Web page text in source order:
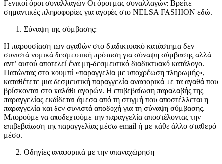
Γενικοί όροι συναλλαγών Οι όροι μας συναλλαγών: Βρείτε
σημαντικές πληροφορίες για αγορές στο NELSA FASHION εδώ.
Σύναψη της σύμβασης:
Η παρουσίαση των αγαθών στο διαδικτυακό κατάστημα δεν
συνιστά νομικά δεσμευτική πρόταση για σύναψη σύμβασης αλλά
αντ’ αυτού αποτελεί ένα μη-δεσμευτικό διαδικτυακό κατάλογο.
Πατώντας στο κουμπί «παραγγελία με υποχρέωση πληρωμής»,
καταθέτετε μια δεσμευτική παραγγελία αναφορικά με τα αγαθά που
βρίσκονται στο καλάθι αγορών. Η επιβεβαίωση παραλαβής της
παραγγελίας εκδίδεται άμεσα από τη στιγμή που αποστέλλεται η
παραγγελία και δεν συνιστά αποδοχή για τη σύναψη σύμβασης.
Μπορούμε να αποδεχτούμε την παραγγελία αποστέλοντας την
επιβεβαίωση της παραγγελίας μέσω email ή με κάθε άλλο σταθερό
μέσο.
Οδηγίες αναφορικά με την υπαναχώρηση